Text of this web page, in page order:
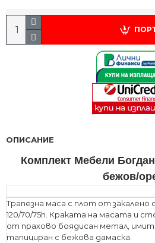
ОПИСАНИЕ
Комплект Мебели
бежов/
Трапезна маса с плот от закалено
120/70/75h. Краката на масата и
от прахово боядисан метал,
тапициран с бежова дамаска.